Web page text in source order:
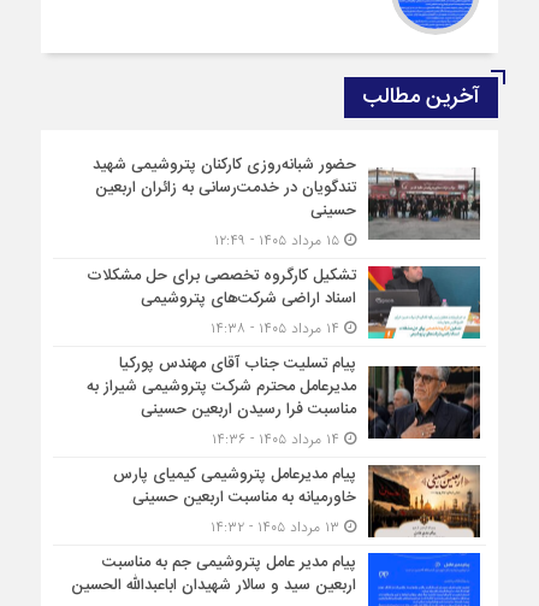
آخرین مطالب
حضور شبانه‌روزی کارکنان پتروشیمی شهید
تندگویان در خدمت‌رسانی به زائران اربعین
حسینی
۱۵ مرداد ۱۴۰۵ - ۱۲:۴۹
تشکیل کارگروه تخصصی برای حل مشکلات
اسناد اراضی شرکت‌های پتروشیمی
پیام تسلیت جناب آقای مهندس پوركیا
مدیرعامل محترم شركت پتروشیمی شیراز به
مناسبت فرا رسیدن اربعین حسینی
پیام مدیرعامل پتروشیمی کیمیای پارس
خاورمیانه به مناسبت اربعین حسینی
پیام مدیر عامل پتروشیمی جم به مناسبت
اربعین سید و سالار شهیدان اباعبدالله الحسین